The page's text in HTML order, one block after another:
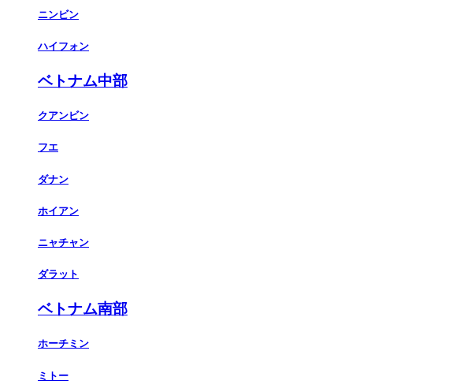
ニンビン
ハイフォン
ベトナム中部
クアンビン
フエ
ダナン
ホイアン
ニャチャン
ダラット
ベトナム南部
ホーチミン
ミトー